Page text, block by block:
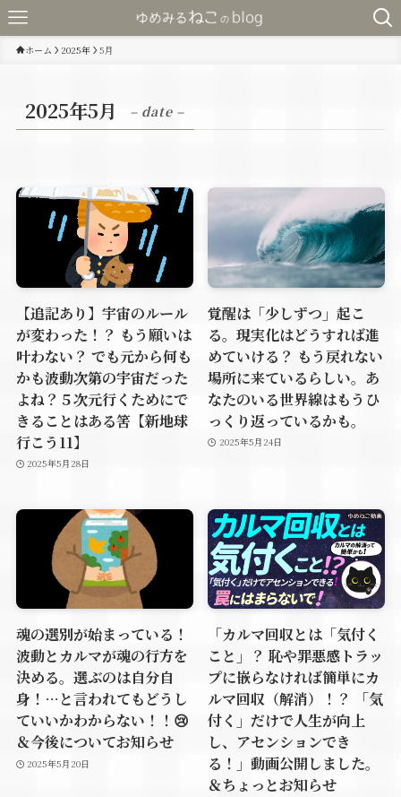
ホーム 2025年 5月
2025年5月 – date –
【追記あり】宇宙のルール
が変わった！？ もう願いは
叶わない？ でも元から何も
かも波動次第の宇宙だった
よね？５次元行くためにで
きることはある筈【新地球
行こう11】
2025年5月28日
覚醒は「少しずつ」起こ
る。現実化はどうすれば進
めていける？ もう戻れない
場所に来ているらしい。あ
なたのいる世界線はもうひ
っくり返っているかも。
2025年5月24日
魂の選別が始まっている！
波動とカルマが魂の行方を
決める。選ぶのは自分自
身！…と言われてもどうし
ていいかわからない！！😢
＆今後についてお知らせ
2025年5月20日
「カルマ回収とは「気付く
こと」？ 恥や罪悪感トラッ
プに嵌らなければ簡単にカ
ルマ回収（解消）！？ 「気
付く」だけで人生が向上
し、アセンションでき
る！」動画公開しました。
＆ちょっとお知らせ